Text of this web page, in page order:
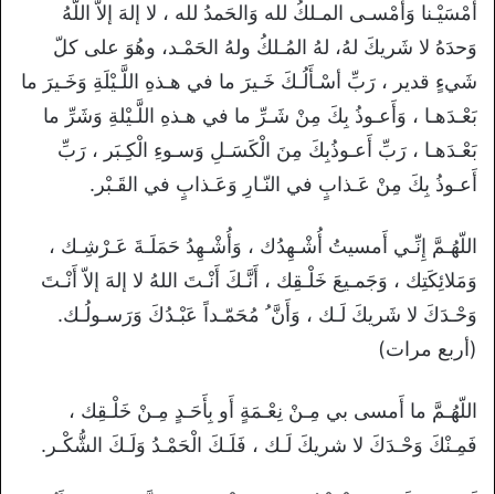
أَمْسَيْـنا وَأَمْسـى المـلكُ لله وَالحَمدُ لله ، لا إلهَ إلاّ اللّهُ
وَحدَهُ لا شَريكَ لهُ، لهُ المُـلكُ ولهُ الحَمْـد، وهُوَ على كلّ
شَيءٍ قدير ، رَبِّ أسْـأَلُـكَ خَـيرَ ما في هـذهِ اللَّـيْلَةِ وَخَـيرَ ما
بَعْـدَهـا ، وَأَعـوذُ بِكَ مِنْ شَـرِّ ما في هـذهِ اللَّـيْلةِ وَشَرِّ ما
بَعْـدَهـا ، رَبِّ أَعـوذُبِكَ مِنَ الْكَسَـلِ وَسـوءِ الْكِـبَر ، رَبِّ
أَعـوذُ بِكَ مِنْ عَـذابٍ في النّـارِ وَعَـذابٍ في القَـبْر.
اللّهُـمَّ إِنِّـي أَمسيتُ أُشْـهِدُك ، وَأُشْـهِدُ حَمَلَـةَ عَـرْشِـك ،
وَمَلائِكَتِك ، وَجَمـيعَ خَلْـقِك ، أَنَّـكَ أَنْـتَ اللهُ لا إلهَ إلاّ أَنْـتَ
وَحْـدَكَ لا شَريكَ لَـك ، وَأَنَّ ُ مُحَمّـداً عَبْـدُكَ وَرَسـولُـك.
(أربع مرات)
اللّهُـمَّ ما أَمسى بي مِـنْ نِعْـمَةٍ أَو بِأَحَـدٍ مِـنْ خَلْـقِك ،
فَمِـنْكَ وَحْـدَكَ لا شريكَ لَـك ، فَلَـكَ الْحَمْـدُ وَلَـكَ الشُّكْـر.